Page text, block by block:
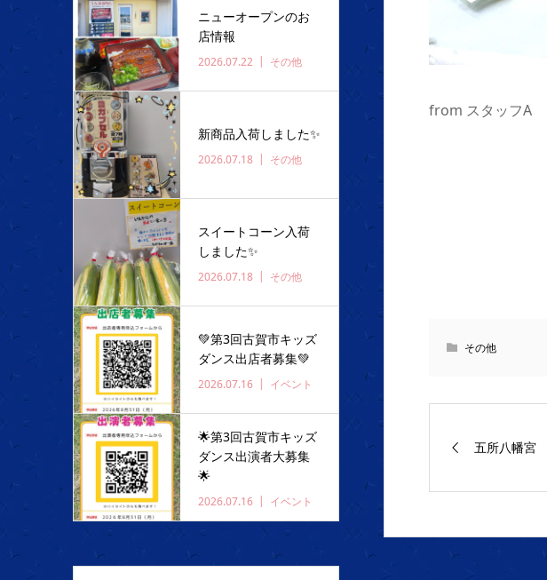
from スタッフA
その他
五所八幡宮
ニューオープンのお
店情報
2026.07.22 その他
新商品入荷しました✨️
2026.07.18 その他
スイートコーン入荷
しました✨️
2026.07.18 その他
💚第3回古賀市キッズ
ダンス出店者募集💚
2026.07.16 イベント
🌟第3回古賀市キッズ
ダンス出演者大募集
🌟
2026.07.16 イベント